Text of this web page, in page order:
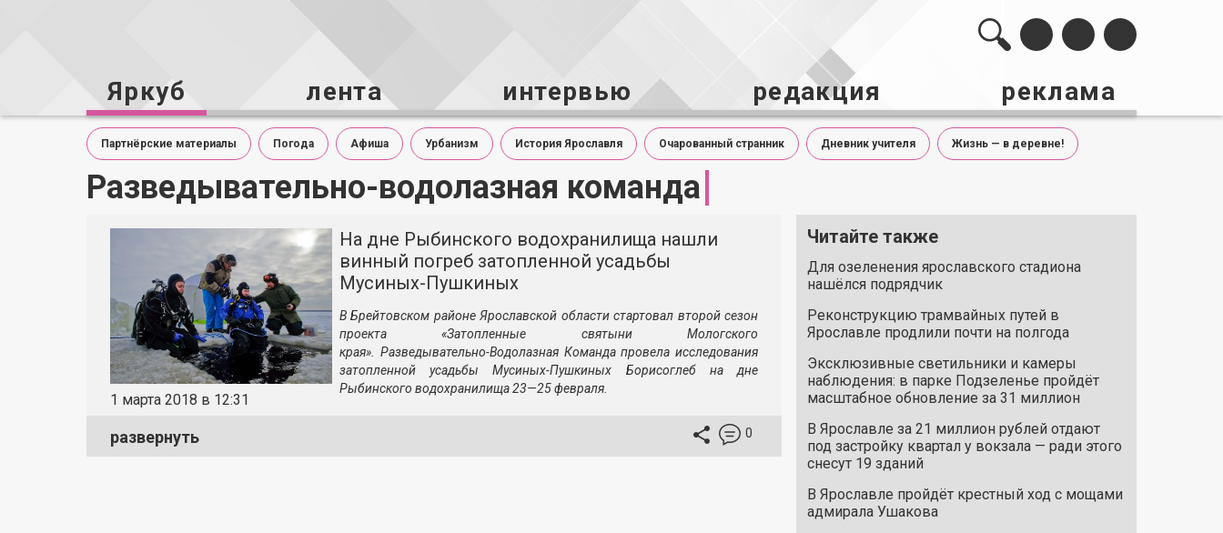
Яркуб лента интервью редакция реклама
Партнёрские материалы Погода Афиша Урбанизм История Ярославля Очарованный странник Дневник учителя Жизнь — в деревне!
Разведывательно-водолазная команда
1 марта 2018 в 12:31
На дне Рыбинского водохранилища нашли
винный погреб затопленной усадьбы
Мусиных-Пушкиных
В Брейтовском районе Ярославской области стартовал второй сезон
проекта «Затопленные святыни Мологского
края». Разведывательно-ВодолазнаяКоманда провела исследования
затопленной усадьбыМусиных-Пушкиных Борисоглеб на дне
Рыбинского водохранилища23—25 февраля
развернуть 0
Читайте также
Для озеленения ярославского стадиона
нашёлся подрядчик
Реконструкцию трамвайных путей в
Ярославле продлили почти на полгода
Эксклюзивные светильники и камеры
наблюдения: в парке Подзеленье пройдёт
масштабное обновление за 31 миллион
В Ярославле за 21 миллион рублей отдают
под застройку квартал у вокзала — ради этого
снесут 19 зданий
В Ярославле пройдёт крестный ход с мощами
адмирала Ушакова